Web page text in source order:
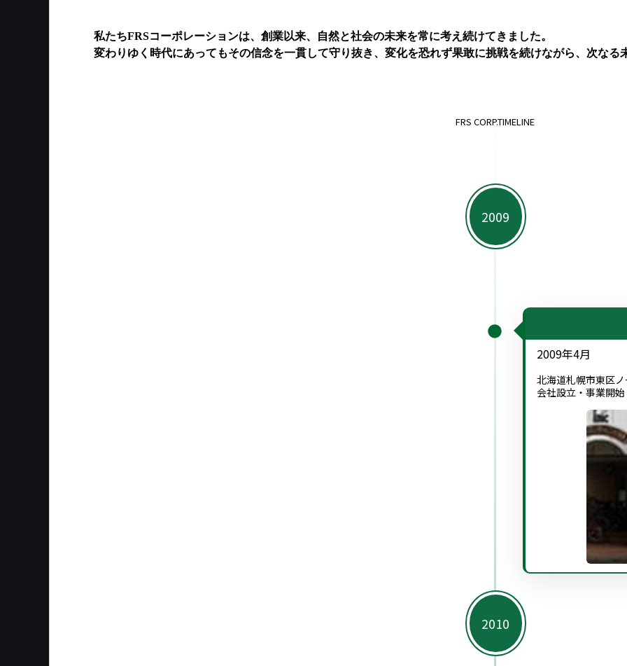
私たちFRSコーポレーションは、創業以来、自然と社会の未来を常に考え続けてきました。
変わりゆく時代にあってもその信念を一貫して守り抜き、変化を恐れず果敢に挑戦を続けながら、次な
FRS CORP.TIMELINE
2009年4月
北海道札幌市東区
会社設立・事業開始